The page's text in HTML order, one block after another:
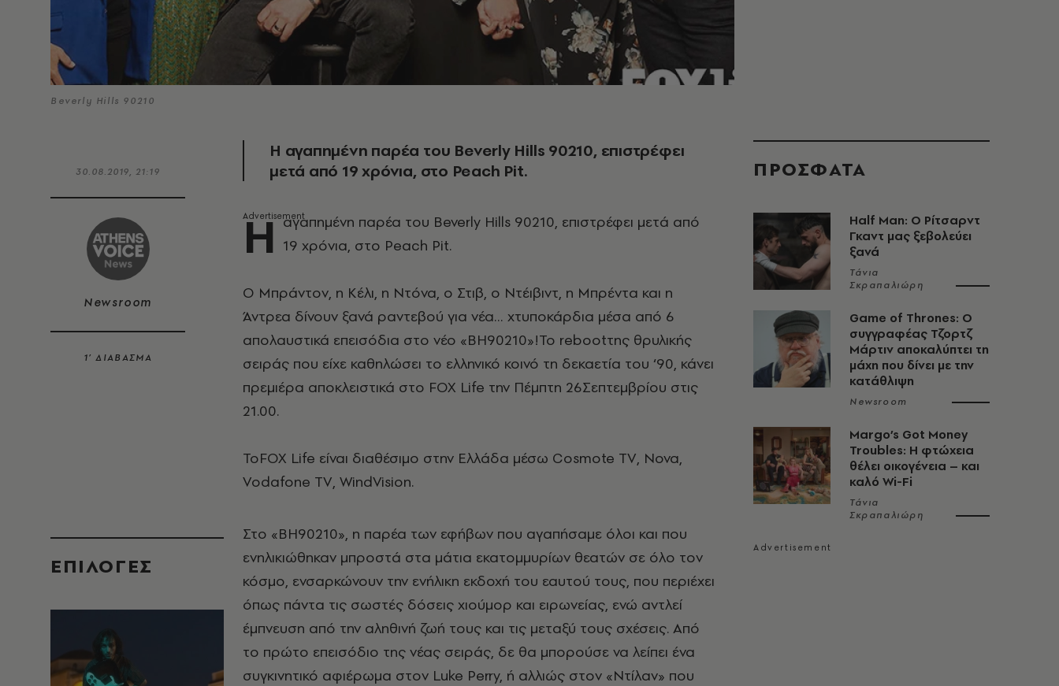
Beverly Hills 90210
30.08.2019, 21:19
Newsroom
1’ ΔΙΑΒΑΣΜΑ
EΠΙΛΟΓΈΣ
Η αγαπημένη παρέα του Beverly Hills 90210, επιστρέφει
μετά από 19 χρόνια, στο Peach Pit.
Η αγαπημένη παρέα του Beverly Hills 90210, επιστρέφει μετά από
19 χρόνια, στο Peach Pit.
O Μπράντον, η Κέλι, η Ντόνα, ο Στιβ, ο Ντέιβιντ, η Μπρέντα και η
Άντρεα δίνουν ξανά ραντεβού για νέα… χτυποκάρδια μέσα από 6
απολαυστικά επεισόδια στο νέο «BH90210»!Το rebootτης θρυλικής
σειράς που είχε καθηλώσει το ελληνικό κοινό τη δεκαετία του ‘90, κάνει
πρεμιέρα αποκλειστικά στο FOX Life την Πέμπτη 26Σεπτεμβρίου στις
21.00.
ΤοFOX Life είναι διαθέσιμο στην Ελλάδα μέσω Cosmote TV, Nova,
Vodafone TV, WindVision.
Στο «BΗ90210», η παρέα των εφήβων που αγαπήσαμε όλοι και που
ενηλικιώθηκαν μπροστά στα μάτια εκατομμυρίων θεατών σε όλο τον
κόσμο, ενσαρκώνουν την ενήλικη εκδοχή του εαυτού τους, που περιέχει
όπως πάντα τις σωστές δόσεις χιούμορ και ειρωνείας, ενώ αντλεί
έμπνευση από την αληθινή ζωή τους και τις μεταξύ τους σχέσεις. Από
το πρώτο επεισόδιο της νέας σειράς, δε θα μπορούσε να λείπει ένα
συγκινητικό αφιέρωμα στον Luke Perry, ή αλλιώς στον «Ντίλαν» που
ΠΡΟΣΦΑΤΑ
Half Man: Ο Ρίτσαρντ
Γκαντ μας ξεβολεύει
ξανά
Τάνια
Σκραπαλιώρη
Game of Thrones: Ο
συγγραφέας Τζορτζ
Μάρτιν αποκαλύπτει τη
μάχη που δίνει με την
κατάθλιψη
Newsroom
Margo’s Got Money
Troubles: H φτώχεια
θέλει οικογένεια – και
καλό Wi-Fi
Τάνια
Σκραπαλιώρη